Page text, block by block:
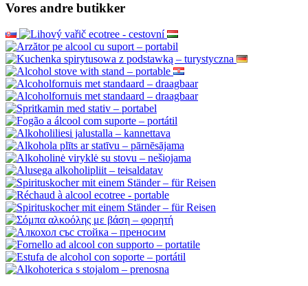
Vores andre butikker